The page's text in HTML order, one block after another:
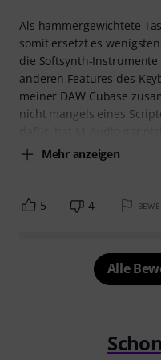
Als hammergewichtete
somit ersetzt es
die Softsynth-
anderen Features des
meiner DAW Cubase
nicht mangels eines
Mehr anzeigen
5 4
Alle